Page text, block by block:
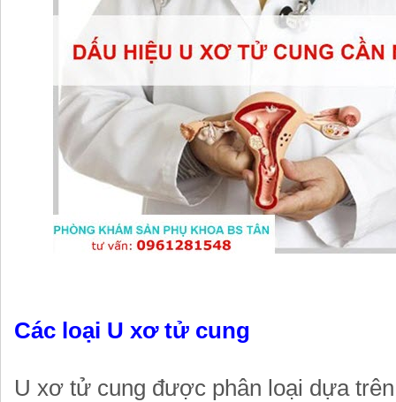
Các loại U xơ tử cung
U xơ tử cung được phân loại dựa